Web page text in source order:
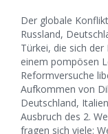
Der globale
Russland,
Türkei, die sich
einem pompösen
Reformversuche
Aufkommen von
Deutschland,
Ausbruch des 2.
fragen sich viele: